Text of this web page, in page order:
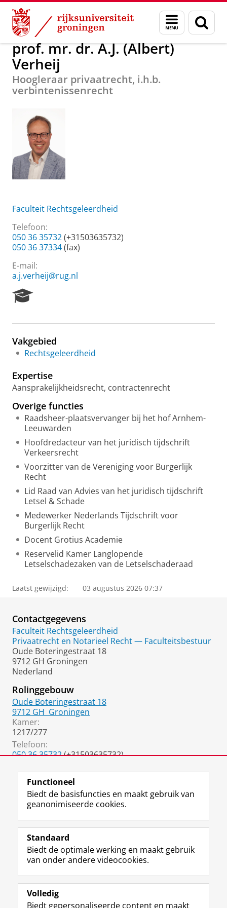
Skip
Content
Skip
Navigation
Menu
en
zoeken
Over ons prof. mr. dr. A.J. (Albert) Verheij
prof. mr. dr. A.J. (Albert)
Verheij
Hoogleraar privaatrecht, i.h.b.
verbintenissenrecht
Faculteit Rechtsgeleerdheid
Telefoon:
050 36 35732(+31503635732)
050 36 37334(fax)
E-mail:
a.j.verheij@rug.nl
e
r
c
P
o
t
a
l
Vakgebied
Rechtsgeleerdheid
Expertise
Aansprakelijkheidsrecht, contractenrecht
Overige functies
Raadsheer-plaatsvervanger bij het hof Arnhem-
Leeuwarden
Hoofdredacteur van het juridisch tijdschrift
Verkeersrecht
Voorzitter van de Vereniging voor Burgerlijk
Recht
Lid Raad van Advies van het juridisch tijdschrift
Letsel & Schade
Medewerker Nederlands Tijdschrift voor
Burgerlijk Recht
Docent Grotius Academie
Reservelid Kamer Langlopende
Letselschadezaken van de Letselschaderaad
Laatst gewijzigd: 03 augustus 2026 07:37
Contactgegevens
Faculteit Rechtsgeleerdheid
Privaatrecht en Notarieel Recht — Faculteitsbestuur
Oude Boteringestraat 18
9712 GH Groningen
Nederland
Rolinggebouw
Oude Boteringestraat 18
9712 GH Groningen
Kamer:
1217/277
Telefoon:
050 36 35732(+31503635732)
Volg de RUG
F
a
e
b
o
p
L
i
k
e
I
-
R
S
-
f
e
R
I
n
t
r
m
Y
o
T
e
k
Studiekiezers
Alumni
Functioneel
Biedt de basisfuncties en maakt gebruik van
geanonimiseerde cookies.
Standaard
Biedt de optimale werking en maakt gebruik
van onder andere videocookies.
Volledig
Biedt gepersonaliseerde content en maakt